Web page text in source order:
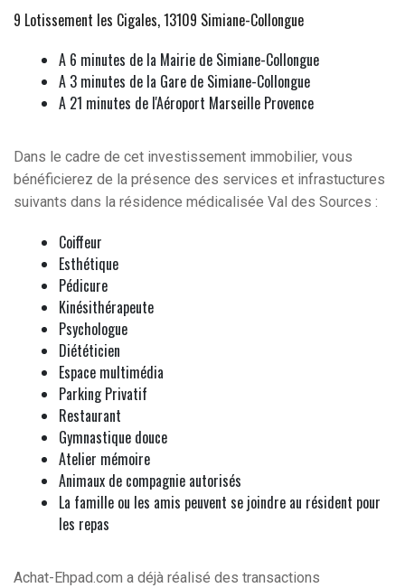
9 Lotissement les Cigales, 13109 Simiane-Collongue
A 6 minutes de la Mairie de Simiane-Collongue
A 3 minutes de la Gare de Simiane-Collongue
A 21 minutes de l'Aéroport Marseille Provence
Dans le cadre de cet investissement immobilier, vous
bénéficierez de la présence des services et infrastuctures
suivants dans la résidence médicalisée Val des Sources :
Coiffeur
Esthétique
Pédicure
Kinésithérapeute
Psychologue
Diététicien
Espace multimédia
Parking Privatif
Restaurant
Gymnastique douce
Atelier mémoire
Animaux de compagnie autorisés
La famille ou les amis peuvent se joindre au résident pour
les repas
Achat-Ehpad.com a déjà réalisé des transactions